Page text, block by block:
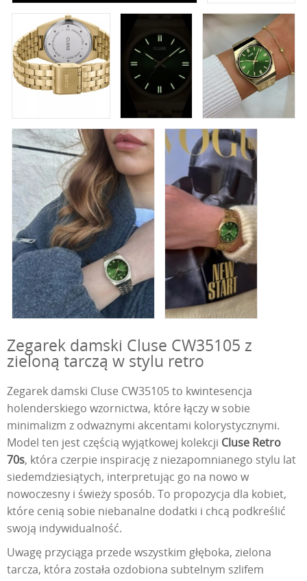
Zegarek damski Cluse CW35105 z
zieloną tarczą w stylu retro
Zegarek damski Cluse CW35105 to kwintesencja
holenderskiego wzornictwa, które łączy w sobie
minimalizm z odważnymi akcentami kolorystycznymi.
Model ten jest częścią wyjątkowej kolekcji Cluse Retro
70s, która czerpie inspirację z niezapomnianego stylu lat
siedemdziesiątych, interpretując go na nowo w
nowoczesny i świeży sposób. To propozycja dla kobiet,
które cenią sobie niebanalne dodatki i chcą podkreślić
swoją indywidualność.
Uwagę przyciąga przede wszystkim głęboka, zielona
tarcza, która została ozdobiona subtelnym szlifem